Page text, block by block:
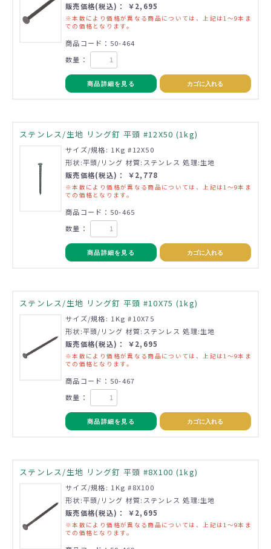
販売価格(税込)： ￥2,695
※本数により価格が異なる商品については、上記は1～9本ま
での価格となります。
商品コード：50-464
数量：
商品詳細を見る カゴに入れる
ステンレス/生地 リング釘 平頭 #12X50 (1kg)
サイズ/規格: 1Kg #12X50
形状:平頭/リング 材質:ステンレス 処理:生地
販売価格(税込)： ￥2,778
※本数により価格が異なる商品については、上記は1～9本ま
での価格となります。
商品コード：50-465
数量：
商品詳細を見る カゴに入れる
ステンレス/生地 リング釘 平頭 #10X75 (1kg)
サイズ/規格: 1Kg #10X75
形状:平頭/リング 材質:ステンレス 処理:生地
販売価格(税込)： ￥2,695
※本数により価格が異なる商品については、上記は1～9本ま
での価格となります。
商品コード：50-467
数量：
商品詳細を見る カゴに入れる
ステンレス/生地 リング釘 平頭 #8X100 (1kg)
サイズ/規格: 1Kg #8X100
形状:平頭/リング 材質:ステンレス 処理:生地
販売価格(税込)： ￥2,695
※本数により価格が異なる商品については、上記は1～9本ま
での価格となります。